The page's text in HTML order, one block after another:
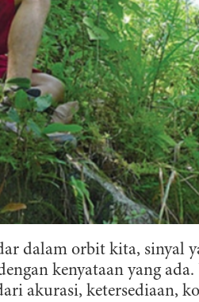
dalam orbit kita, sinyal
kenyataan yang
akurasi, ketersediaan,